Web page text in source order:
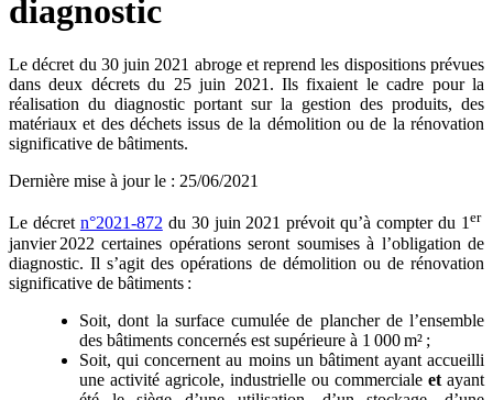
diagnostic
Le décret du 30 juin 2021 abroge et reprend les dispositions prévues
dans deux décrets du 25 juin 2021. Ils fixaient le cadre pour la
réalisation du diagnostic portant sur la gestion des produits, des
matériaux et des déchets issus de la démolition ou de la rénovation
significative de bâtiments.
Dernière mise à jour le : 25/06/2021
Le décret n°2021-872du 30 juin 2021 prévoit qu’à compter du 1er
janvier 2022 certaines opérations seront soumises à l’obligation de
diagnostic. Il s’agit des opérations de démolition ou de rénovation
significative de bâtiments :
Soit, dont la surface cumulée de plancher de l’ensemble
des bâtiments concernés est supérieure à 1 000 m² ;
Soit, qui concernent au moins un bâtiment ayant accueilli
une activité agricole, industrielle ou commerciale et ayant